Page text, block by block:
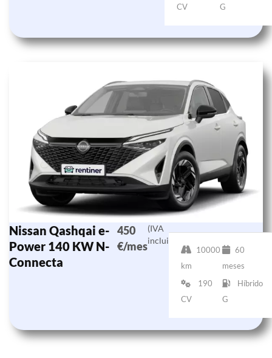
CV
G
Nissan Qashqai e-
Power 140 KW N-
Connecta
450
€/mes
(IVA
incluido)
10000
km
60
meses
190
CV
Híbrido
G